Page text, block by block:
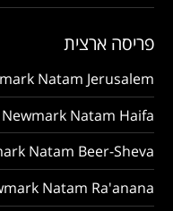
פריסה ארצית
Natam Jerusalem
Newmark Natam Haifa
Natam Beer-Sheva
Natam Ra'anana